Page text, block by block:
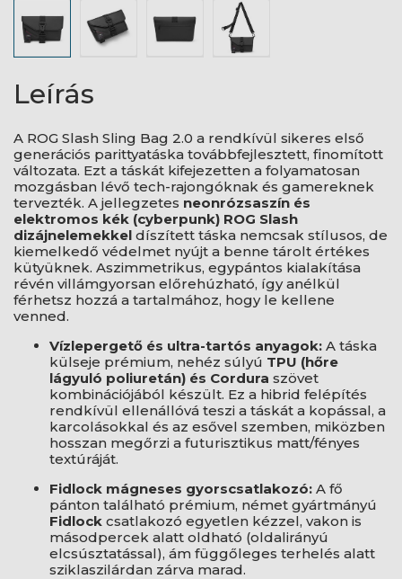
Leírás
A ROG Slash Sling Bag 2.0 a rendkívül sikeres első
generációs parittyatáska továbbfejlesztett, finomított
változata. Ezt a táskát kifejezetten a folyamatosan
mozgásban lévő tech-rajongóknak és gamereknek
tervezték. A jellegzetes neonrózsaszín és
elektromos kék (cyberpunk) ROG Slash
dizájnelemekkel díszített táska nemcsak stílusos, de
kiemelkedő védelmet nyújt a benne tárolt értékes
kütyüknek. Aszimmetrikus, egypántos kialakítása
révén villámgyorsan előrehúzható, így anélkül
férhetsz hozzá a tartalmához, hogy le kellene
venned.
Vízlepergető és ultra-tartós anyagok: A táska
külseje prémium, nehéz súlyú TPU (hőre
lágyuló poliuretán) és Cordura szövet
kombinációjából készült. Ez a hibrid felépítés
rendkívül ellenállóvá teszi a táskát a kopással, a
karcolásokkal és az esővel szemben, miközben
hosszan megőrzi a futurisztikus matt/fényes
textúráját.
Fidlock mágneses gyorscsatlakozó: A fő
pánton található prémium, német gyártmányú
Fidlock csatlakozó egyetlen kézzel, vakon is
másodpercek alatt oldható (oldalirányú
elcsúsztatással), ám függőleges terhelés alatt
sziklaszilárdan zárva marad.